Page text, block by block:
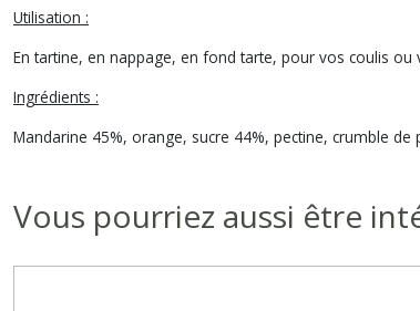
Utilisation :
En tartine, en nappage, en fond tarte, pour vos coulis ou
Ingrédients :
Mandarine 45%, orange, sucre 44%, pectine, crumble
Vous pourriez aussi être